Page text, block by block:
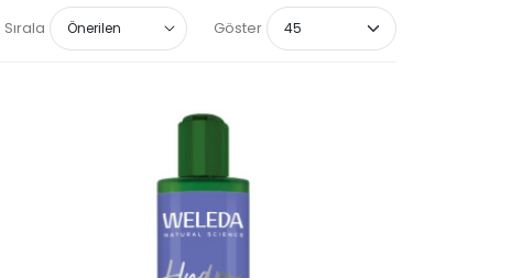
Sırala Göster